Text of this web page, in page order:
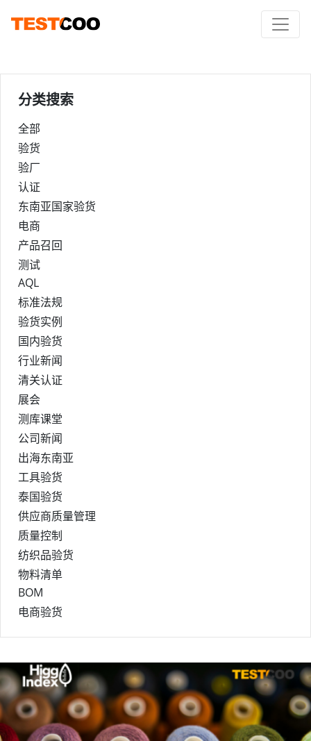
分类搜索
全部
验货
验厂
认证
东南亚国家验货
电商
产品召回
测试
AQL
标准法规
验货实例
国内验货
行业新闻
清关认证
展会
测库课堂
公司新闻
出海东南亚
工具验货
泰国验货
供应商质量管理
质量控制
纺织品验货
物料清单
BOM
电商验货